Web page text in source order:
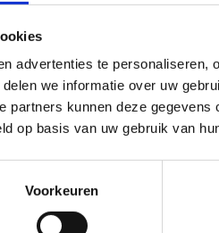
advertenties te personaliseren,
we informatie over uw
partners kunnen deze
op basis van uw gebruik van
Voorkeuren